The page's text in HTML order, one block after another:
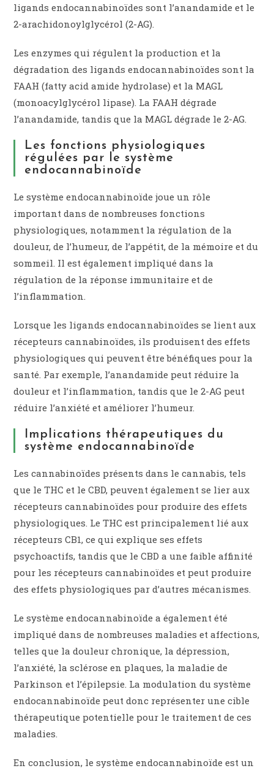
ligands endocannabinoïdes sont l’anandamide et le
2-arachidonoylglycérol (2-AG).
Les enzymes qui régulent la production et la
dégradation des ligands endocannabinoïdes sont la
FAAH (fatty acid amide hydrolase) et la MAGL
(monoacylglycérol lipase). La FAAH dégrade
l’anandamide, tandis que la MAGL dégrade le 2-AG.
Les fonctions physiologiques
régulées par le système
endocannabinoïde
Le système endocannabinoïde joue un rôle
important dans de nombreuses fonctions
physiologiques, notamment la régulation de la
douleur, de l’humeur, de l’appétit, de la mémoire et du
sommeil. Il est également impliqué dans la
régulation de la réponse immunitaire et de
l’inflammation.
Lorsque les ligands endocannabinoïdes se lient aux
récepteurs cannabinoïdes, ils produisent des effets
physiologiques qui peuvent être bénéfiques pour la
santé. Par exemple, l’anandamide peut réduire la
douleur et l’inflammation, tandis que le 2-AG peut
réduire l’anxiété et améliorer l’humeur.
Implications thérapeutiques du
système endocannabinoïde
Les cannabinoïdes présents dans le cannabis, tels
que le THC et le CBD, peuvent également se lier aux
récepteurs cannabinoïdes pour produire des effets
physiologiques. Le THC est principalement lié aux
récepteurs CB1, ce qui explique ses effets
psychoactifs, tandis que le CBD a une faible affinité
pour les récepteurs cannabinoïdes et peut produire
des effets physiologiques par d’autres mécanismes.
Le système endocannabinoïde a également été
impliqué dans de nombreuses maladies et affections,
telles que la douleur chronique, la dépression,
l’anxiété, la sclérose en plaques, la maladie de
Parkinson et l’épilepsie. La modulation du système
endocannabinoïde peut donc représenter une cible
thérapeutique potentielle pour le traitement de ces
maladies.
En conclusion, le système endocannabinoïde est un